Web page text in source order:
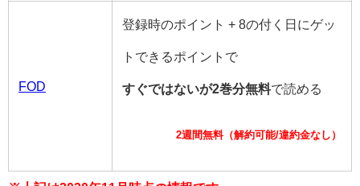
FOD
登録時のポイント + 8の付く日にゲッ
トできるポイントで
すぐではないが2巻分無料で読める
2週間無料（解約可能/違約金なし）